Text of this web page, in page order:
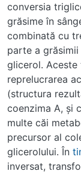
conversia
grăsime în
combinată cu
parte a
glicerol.
reprelucrarea
(structura
coenzima A, şi
multe căi
precursor al
glicerolului. În
inversat,